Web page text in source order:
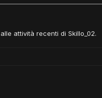
attività recenti di Skillo_02.